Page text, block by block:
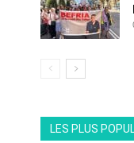
LES PLUS